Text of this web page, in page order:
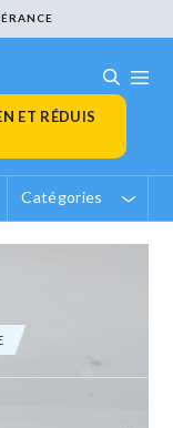
ET RÉDUIS
Catégories